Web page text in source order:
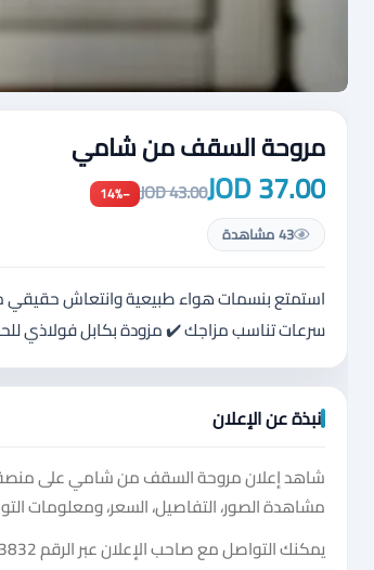
مروحة السقف من شامي
37.00 JOD
43.00 JOD
−14%
43 مشاهدة
سرعات تناسب مزاجك ✔️ مزودة بكابل فولاذي
نبذة عن الإعلان
شاهد إعلان مروحة السقف من شامي على منصة
مشاهدة الصور، التفاصيل، السعر، ومعلومات
يمكنك التواصل مع صاحب الإعلان عبر الرقم